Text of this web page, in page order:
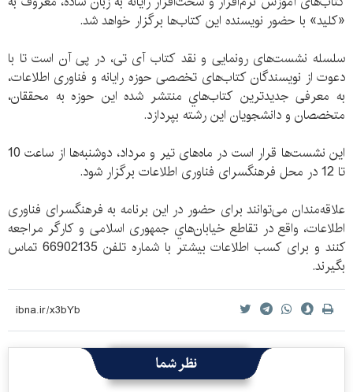
«كلید» با حضور نویسنده اين كتاب‌ها برگزار خواهد ‌شد.
سلسله نشست‌های رونمایی و نقد كتاب آی تی، در پی آن است تا با
دعوت از نویسندگان كتاب‌های تخصصی حوزه رایانه و فناوری اطلاعات،
به معرفی جدیدترین كتاب‌هاي منتشر شده این حوزه به محققان،
متخصصان و دانشجویان این رشته بپردازد.
این نشست‌ها قرار است در ماه‌های‌ تیر و مرداد، دوشنبه‌ها از ساعت 10
تا 12 در محل فرهنگسرای فناوری اطلاعات برگزار شود.
علاقه‌مندان می‌‏توانند برای حضور در این برنامه به فرهنگسرای فناوری
اطلاعات، واقع در تقاطع خیابان‌هاي جمهوری اسلامی و كارگر مراجعه
کنند و برای کسب اطلاعات بیشتر با شماره تلفن 66902135 تماس
بگیرند.
نظر شما